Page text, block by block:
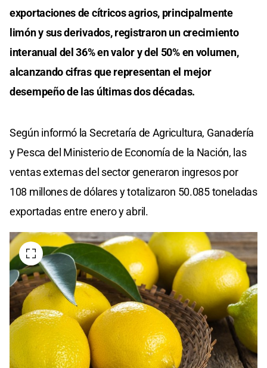
exportaciones de cítricos agrios, principalmente
limón y sus derivados, registraron un crecimiento
interanual del 36% en valor y del 50% en volumen,
alcanzando cifras que representan el mejor
desempeño de las últimas dos décadas.
Según informó la Secretaría de Agricultura, Ganadería
y Pesca del Ministerio de Economía de la Nación, las
ventas externas del sector generaron ingresos por
108 millones de dólares y totalizaron 50.085 toneladas
exportadas entre enero y abril.